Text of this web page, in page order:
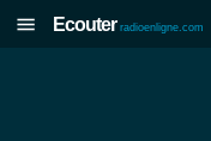
Ecouter radioenligne.com